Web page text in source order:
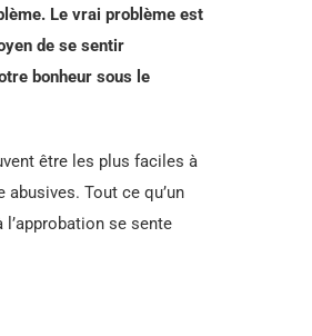
Le vrai problème est
de se sentir
bonheur sous le
être les plus faciles à
abusives. Tout ce qu’un
se sente